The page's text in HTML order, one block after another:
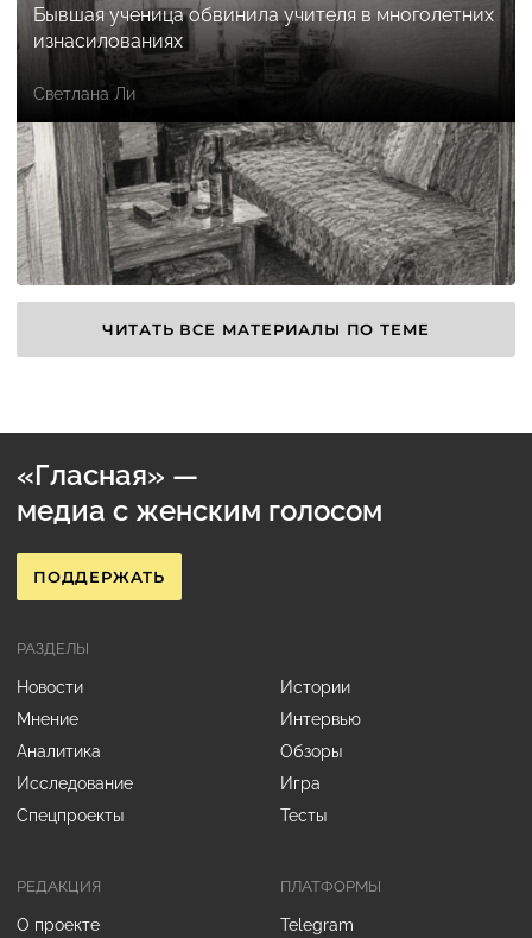
Бывшая ученица обвинила учителя в многолетних
изнасилованиях
Светлана Ли
ЧИТАТЬ ВСЕ МАТЕРИАЛЫ ПО ТЕМЕ
«Гласная» —
медиа с женским голосом
ПОДДЕРЖАТЬ
РЕДАКЦИЯ
О проекте
РАЗДЕЛЫ
Новости
Истории
Мнение
Интервью
Аналитика
Обзоры
Исследование
Игра
Спецпроекты
Тесты
ПЛАТФОРМЫ
Telegram